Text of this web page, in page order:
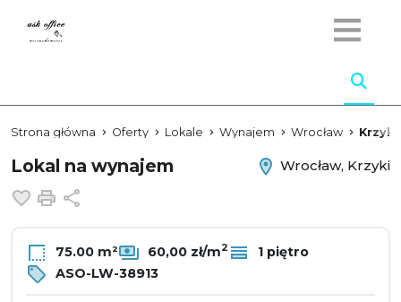
Strona główna Oferty Lokale Wynajem Wrocław Krzyki
Lokal na wynajem
Wrocław, Krzyki
Dodaj do ulubionych
Drukuj
75.00 m² 60,00 zł/m2
1 piętro
ASO-LW-38913